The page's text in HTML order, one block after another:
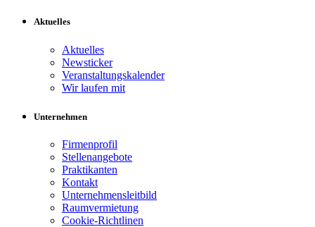
Aktuelles
Aktuelles
Newsticker
Veranstaltungskalender
Wir laufen mit
Unternehmen
Firmenprofil
Stellenangebote
Praktikanten
Kontakt
Unternehmensleitbild
Raumvermietung
Cookie-Richtlinen